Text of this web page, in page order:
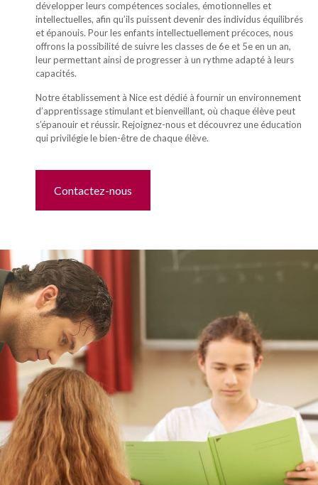
développer leurs compétences sociales, émotionnelles et
intellectuelles, afin qu’ils puissent devenir des individus équilibrés
et épanouis. Pour les enfants intellectuellement précoces, nous
offrons la possibilité de suivre les classes de 6e et 5e en un an,
leur permettant ainsi de progresser à un rythme adapté à leurs
capacités.
Notre établissement à Nice est dédié à fournir un environnement
d’apprentissage stimulant et bienveillant, où chaque élève peut
s’épanouir et réussir. Rejoignez-nous et découvrez une éducation
qui privilégie le bien-être de chaque élève.
Contactez-nous